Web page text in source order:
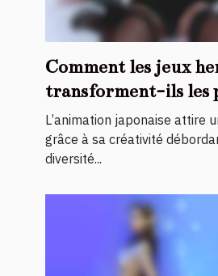
Comment les jeux
transforment-ils les
de l'animation
L’animation japonaise attire
grâce à sa créativité
diversité...